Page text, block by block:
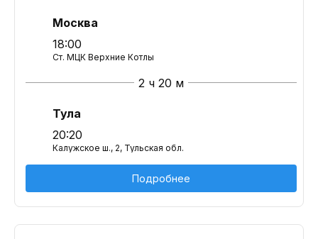
Москва
18:00
Ст. МЦК Верхние Котлы
2 ч 20 м
Тула
20:20
Калужское ш., 2, Тульская обл.
Подробнее